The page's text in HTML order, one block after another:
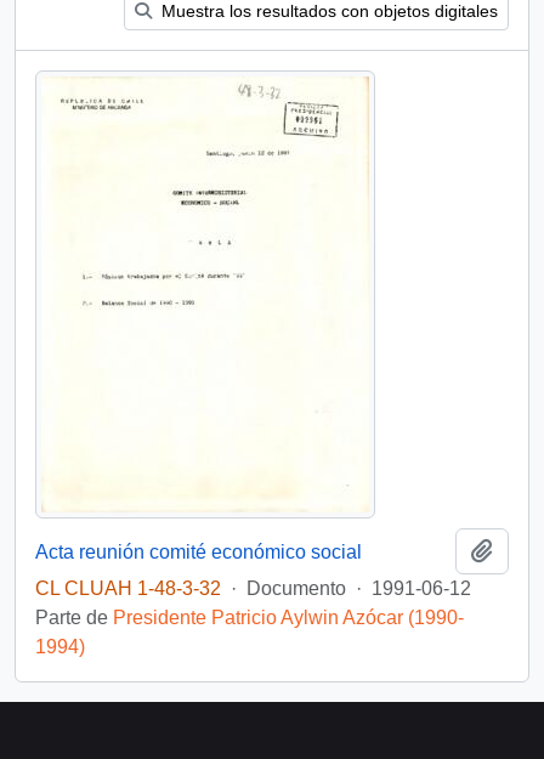
Muestra los resultados con objetos digitales
Acta reunión comité económico social
CL CLUAH 1-48-3-32
· Documento · 1991-06-12
Parte de Presidente Patricio Aylwin Azócar (1990-
1994)